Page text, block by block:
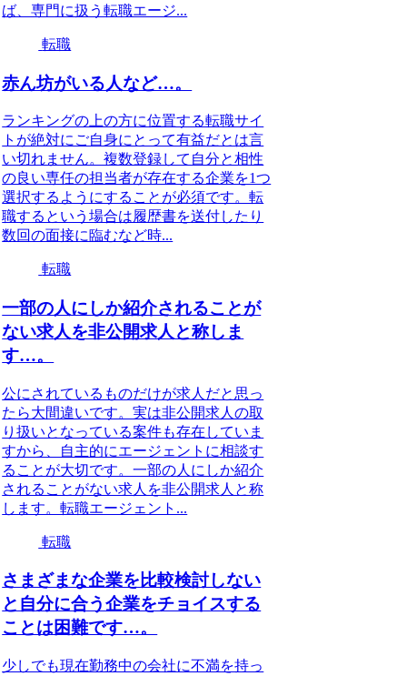
ば、専門に扱う転職エージ...
転職
赤ん坊がいる人など…。
ランキングの上の方に位置する転職サイ
トが絶対にご自身にとって有益だとは言
い切れません。複数登録して自分と相性
の良い専任の担当者が存在する企業を1つ
選択するようにすることが必須です。転
職するという場合は履歴書を送付したり
数回の面接に臨むなど時...
転職
一部の人にしか紹介されることが
ない求人を非公開求人と称しま
す…。
公にされているものだけが求人だと思っ
たら大間違いです。実は非公開求人の取
り扱いとなっている案件も存在していま
すから、自主的にエージェントに相談す
ることが大切です。一部の人にしか紹介
されることがない求人を非公開求人と称
します。転職エージェント...
転職
さまざまな企業を比較検討しない
と自分に合う企業をチョイスする
ことは困難です…。
少しでも現在勤務中の会社に不満を持っ